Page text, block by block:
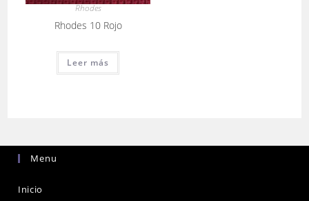
Rhodes
Rhodes 10 Rojo
Leer más
Menu
Inicio